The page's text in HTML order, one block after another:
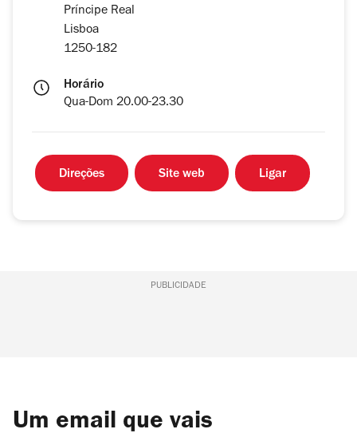
Príncipe Real
Lisboa
1250-182
Horário
Qua-Dom 20.00-23.30
Direções Site web Ligar
PUBLICIDADE
Um email que vais